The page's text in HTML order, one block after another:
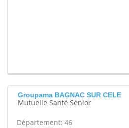
Groupama BAGNAC SUR CELE
Mutuelle Santé Sénior
Département: 46